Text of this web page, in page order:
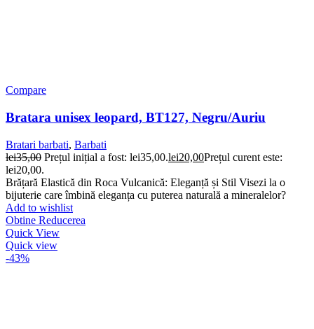
Compare
Bratara unisex leopard, BT127, Negru/Auriu
Bratari barbati, Barbati
lei35,00 Prețul inițial a fost: lei35,00.lei20,00Prețul curent este:
lei20,00.
Brățară Elastică din Roca Vulcanică: Eleganță și Stil Visezi la o
bijuterie care îmbină eleganța cu puterea naturală a mineralelor?
Add to wishlist
Obtine Reducerea
Quick View
Quick view
-43%